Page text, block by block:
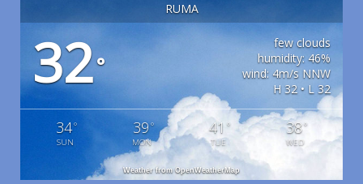
RUMA
32°
few clouds
humidity: 46%
wind: 4m/s NNW
H 32 • L 32
34°
SUN
39°
MON
41 °
TUE
38°
WED
Weather from OpenWeatherMap